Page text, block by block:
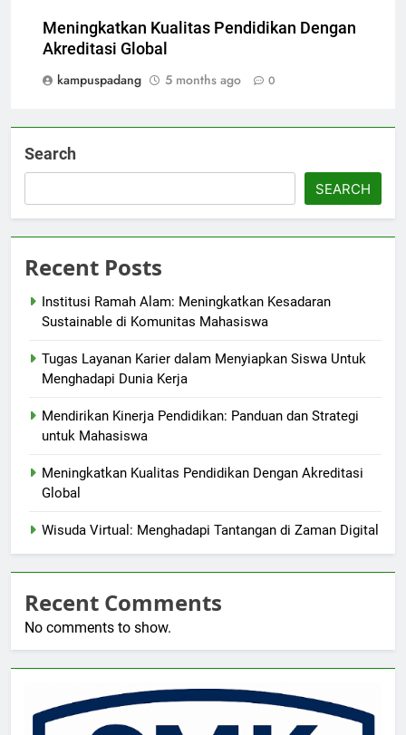
Meningkatkan Kualitas Pendidikan Dengan
Akreditasi Global
kampuspadang
5 months ago 0
Search
SEARCH
Recent Posts
Institusi Ramah Alam: Meningkatkan Kesadaran
Sustainable di Komunitas Mahasiswa
Tugas Layanan Karier dalam Menyiapkan Siswa Untuk
Menghadapi Dunia Kerja
Mendirikan Kinerja Pendidikan: Panduan dan Strategi
untuk Mahasiswa
Meningkatkan Kualitas Pendidikan Dengan Akreditasi
Global
Wisuda Virtual: Menghadapi Tantangan di Zaman Digital
Recent Comments
No comments to show.